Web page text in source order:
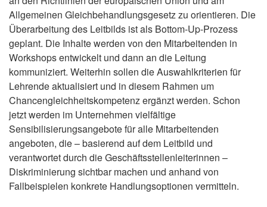
Allgemeinen Gleichbehandlungsgesetz zu orientieren. Die
Überarbeitung des Leitbilds ist als Bottom-Up-Prozess
geplant. Die Inhalte werden von den Mitarbeitenden in
Workshops entwickelt und dann an die Leitung
kommuniziert. Weiterhin sollen die Auswahlkriterien für
Lehrende aktualisiert und in diesem Rahmen um
Chancengleichheitskompetenz ergänzt werden. Schon
jetzt werden im Unternehmen vielfältige
Sensibilisierungsangebote für alle Mitarbeitenden
angeboten, die – basierend auf dem Leitbild und
verantwortet durch die Geschäftsstellenleiterinnen –
Diskriminierung sichtbar machen und anhand von
Fallbeispielen konkrete Handlungsoptionen vermitteln.